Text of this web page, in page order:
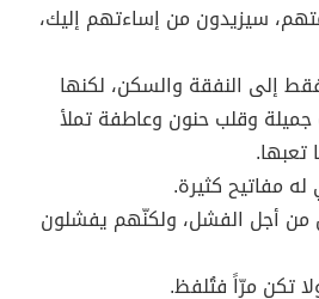
سيزيدون من إساءتهم إليك،
إلى النفقة والسكن، لكنها
جميلة وقلب حنون وعاطفة تملأ
تعبها.
مفاتيح كثيرة.
من أجل الفشل، ولكنّهم يفشلون
تكن مرّاً فتُلفظ.